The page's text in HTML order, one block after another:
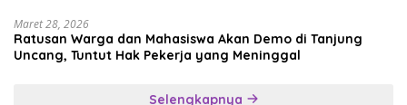
Maret 28, 2026
Ratusan Warga dan Mahasiswa Akan Demo di Tanjung
Uncang, Tuntut Hak Pekerja yang Meninggal
Selengkapnya